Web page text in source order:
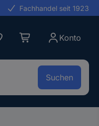
Fachhandel seit 1923
Konto
Suchen